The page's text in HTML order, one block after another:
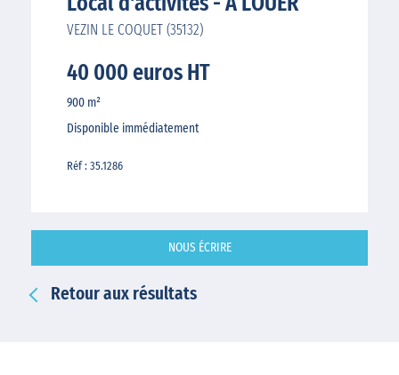
VEZIN LE COQUET (35132)
40 000 euros HT
900 m²
Disponible immédiatement
Réf : 35.1286
NOUS ÉCRIRE
Retour aux résultats